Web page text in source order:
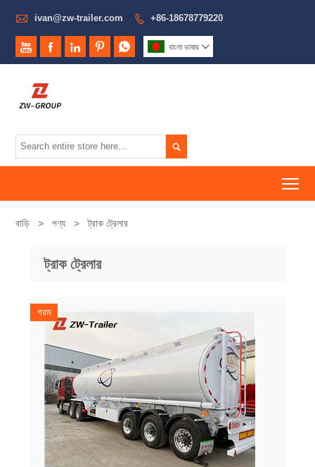
 ivan@zw-trailer.com  +86-18678779220
     বাংলা ভাষার 

বাড়ি > পণ্য > ট্রাক ট্রেলার
ট্রাক ট্রেলার
গরম